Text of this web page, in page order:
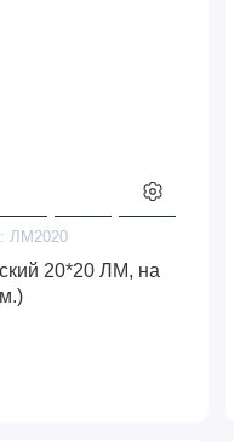
ЛМ2020
20*20 ЛМ, на